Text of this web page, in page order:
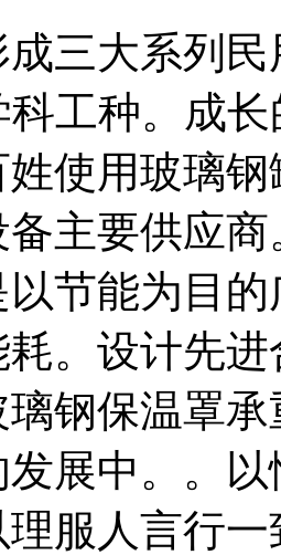
大系列民
科工种。成
使用玻璃
主要供应
节能为目
。设计先
钢保温罩
展中。。
服人言行